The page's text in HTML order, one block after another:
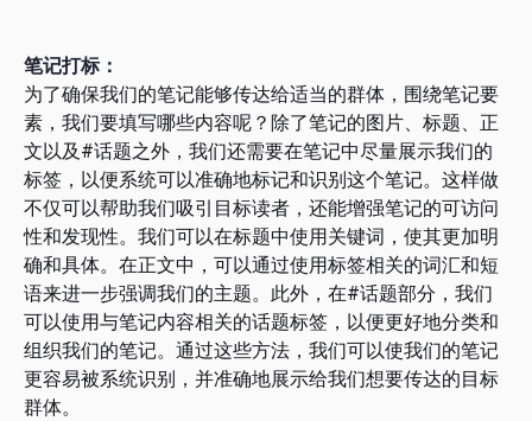
笔记打标：
为了确保我们的笔记能够传达给适当的群体，围绕笔记要
素，我们要填写哪些内容呢？除了笔记的图片、标题、正
文以及#话题之外，我们还需要在笔记中尽量展示我们的
标签，以便系统可以准确地标记和识别这个笔记。这样做
不仅可以帮助我们吸引目标读者，还能增强笔记的可访问
性和发现性。我们可以在标题中使用关键词，使其更加明
确和具体。在正文中，可以通过使用标签相关的词汇和短
语来进一步强调我们的主题。此外，在#话题部分，我们
可以使用与笔记内容相关的话题标签，以便更好地分类和
组织我们的笔记。通过这些方法，我们可以使我们的笔记
更容易被系统识别，并准确地展示给我们想要传达的目标
群体。